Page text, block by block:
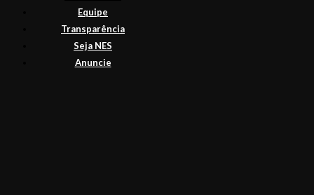
Equipe
Transparência
Seja NES
Anuncie